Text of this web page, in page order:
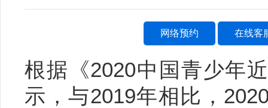
网络预约 在线客
根据《2020中国青少年
示，与2019年相比，